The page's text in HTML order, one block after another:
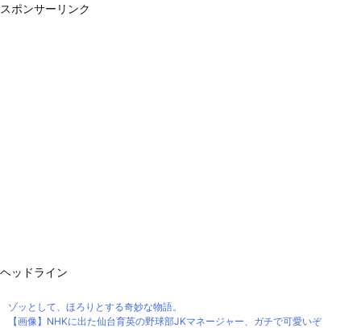
スポンサーリンク
ヘッドライン
ゾッとして、ほろりとする奇妙な物語。
【画像】NHKに出た仙台育英の野球部JKマネージャー、ガチで可愛いぞ